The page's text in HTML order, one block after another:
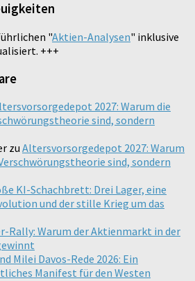
"Aktien-Analysen" inklusive
+++
2027: Warum die
sind, sondern
zu Altersvorsorgedepot 2027: Warum
sind, sondern
KI-Schachbrett: Drei Lager, eine
und der stille Krieg um das
Rally: Warum der Aktienmarkt in der
Milei Davos-Rede 2026: Ein
Manifest für den Westen